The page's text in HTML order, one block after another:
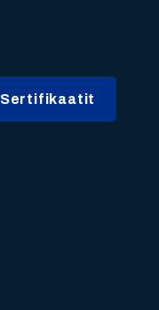
Sertifikaatit